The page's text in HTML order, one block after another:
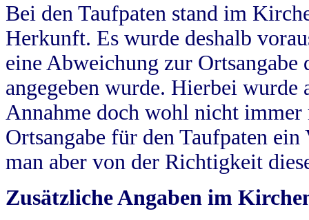
Bei den Taufpaten stand im
Herkunft. Es wurde deshalb
eine Abweichung zur
angegeben wurde. Hierbei wurde
Annahme doch wohl nicht
Ortsangabe für den Taufpaten
man aber von der Richtigkeit
Zusätzliche Angaben im